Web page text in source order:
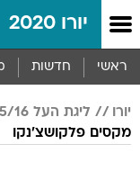
יורו 2020
ראשי חדשות
יורו ליגת העל 2015/16
מקסים פלקושצ'נקו